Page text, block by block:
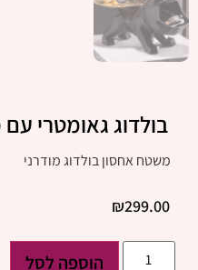
בולדוג גאומטרי
משטח אחסון בולדוג מודרני
₪299.00
הוספה לסל